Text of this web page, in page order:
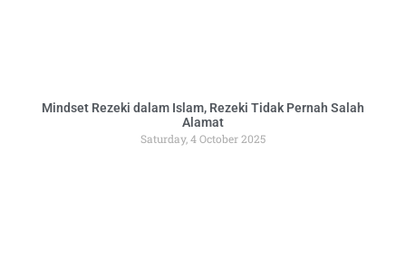
Mindset Rezeki dalam Islam, Rezeki Tidak Pernah Salah
Alamat
Saturday, 4 October 2025